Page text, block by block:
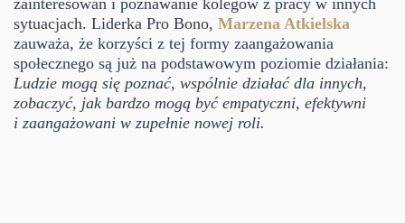
sytuacjach. Liderka Pro Bono, Marzena Atkielska
zauważa, że korzyści z tej formy zaangażowania
społecznego są już na podstawowym poziomie działania:
Ludzie mogą się poznać, wspólnie działać dla innych,
zobaczyć, jak bardzo mogą być empatyczni, efektywni
i zaangażowani w zupełnie nowej roli.